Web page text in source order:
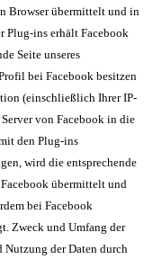
Browser übermittelt und in
Plug-ins erhält Facebook
Seite unseres
bei Facebook besitzen
(einschließlich Ihrer IP-
von Facebook in die
den Plug-ins
wird die entsprechende
übermittelt und
bei Facebook
Zweck und Umfang der
Nutzung der Daten durch